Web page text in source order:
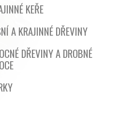
KEŘE
A KRAJINNÉ DŘEVINY
DŘEVINY A DROBNÉ